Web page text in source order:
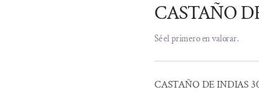
CASTAÑO
Sé el primero en valorar.
CASTAÑO DE INDIAS